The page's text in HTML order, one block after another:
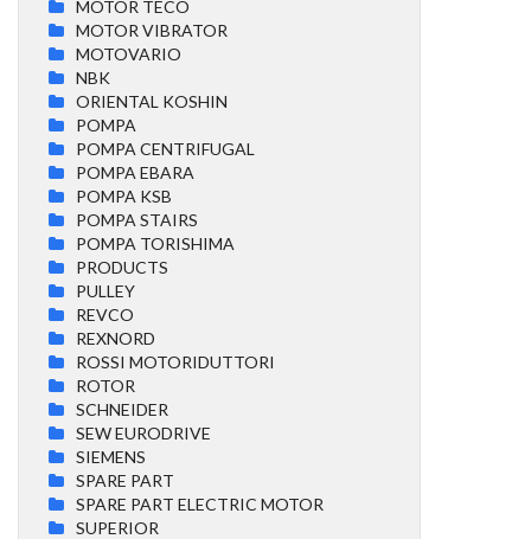
MOTOR TECO
MOTOR VIBRATOR
MOTOVARIO
NBK
ORIENTAL KOSHIN
POMPA
POMPA CENTRIFUGAL
POMPA EBARA
POMPA KSB
POMPA STAIRS
POMPA TORISHIMA
PRODUCTS
PULLEY
REVCO
REXNORD
ROSSI MOTORIDUTTORI
ROTOR
SCHNEIDER
SEW EURODRIVE
SIEMENS
SPARE PART
SPARE PART ELECTRIC MOTOR
SUPERIOR